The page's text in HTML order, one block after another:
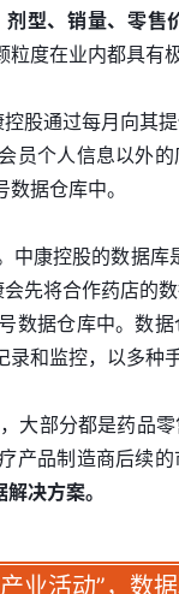
型、销量、零售
度在业内都具有
股通过每月向其
员个人信息以外
据仓库中。
中康控股的数据库
先将合作药店的
数据仓库中。数
和监控，以多种
大部分都是药品
品制造商后续的
决方案。
业活动”，数